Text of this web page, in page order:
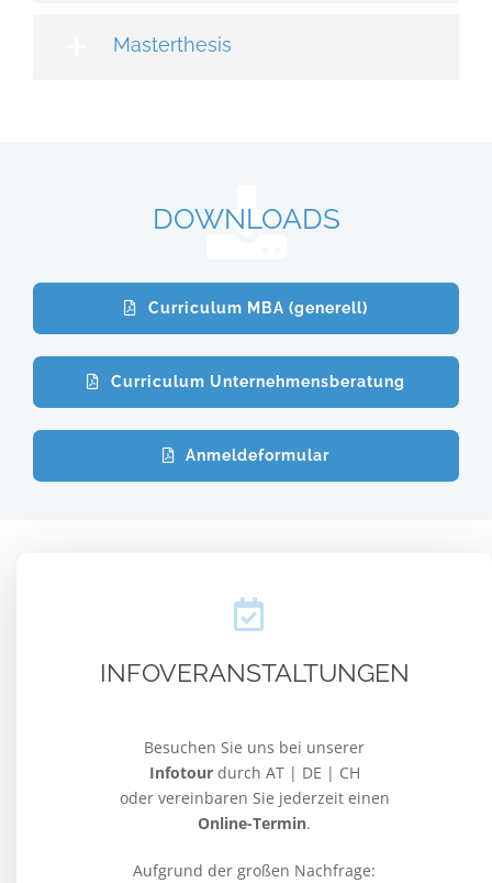
Masterthesis
DOWNLOADS
Curriculum MBA (generell)
Curriculum Unternehmensberatung
Anmeldeformular
INFOVERANSTALTUNGEN
Besuchen Sie uns bei unserer
Infotourdurch AT | DE | CH
oder vereinbaren Sie jederzeit einen
Online-Termin.
Aufgrund der großen Nachfrage: